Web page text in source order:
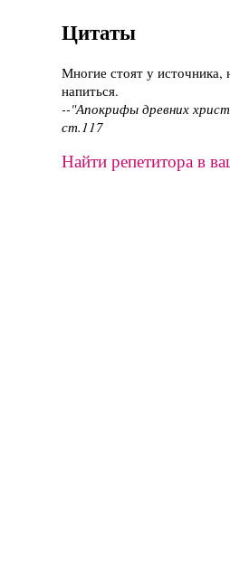
Цитаты
Многие стоят у источника,
напиться.
--"Апокрифы древних
ст.117
Найти репетитора в